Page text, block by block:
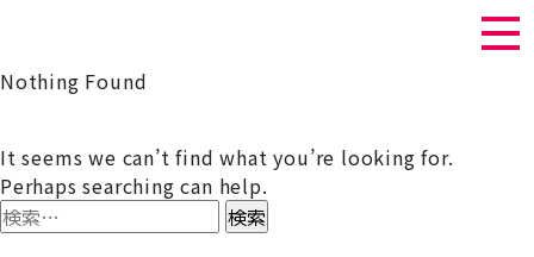
Nothing Found
It seems we can’t find what you’re looking for.
Perhaps searching can help.
検
索: